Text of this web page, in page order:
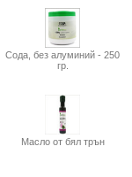
Сода, без алуминий - 250
гр.
Масло от бял трън